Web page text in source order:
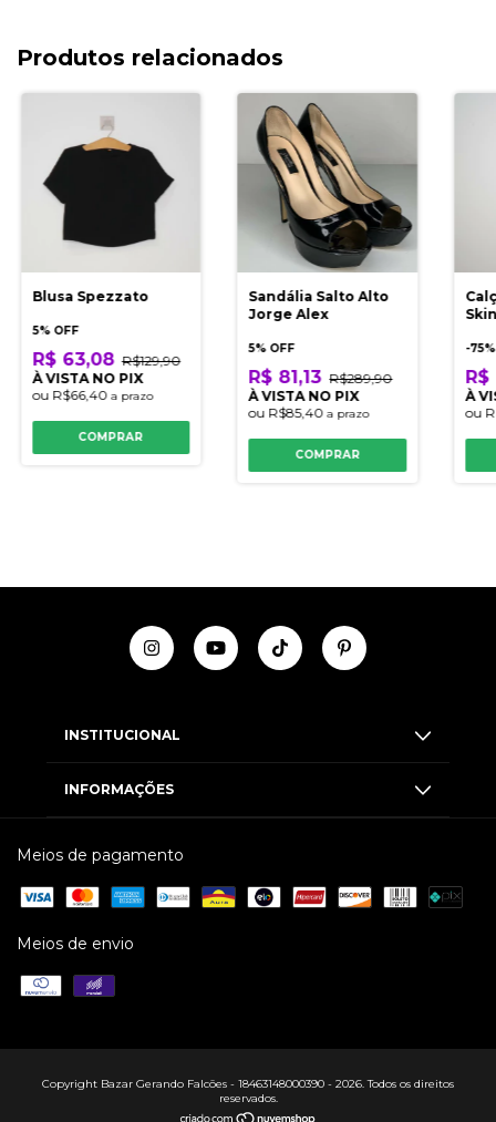
Produtos relacionados
Blusa Spezzato
5% OFF
R$ 63,08 R$129,90
À VISTA NO PIX
ou R$66,40 a prazo
COMPRAR
Sandália Salto Alto
Jorge Alex
5% OFF
R$ 81,13 R$289,90
À VISTA NO PIX
ou R$85,40a prazo
COMPRAR
-75
R$
À
ou
INSTITUCIONAL
INFORMAÇÕES
Meios de pagamento
Meios de envio
Copyright Bazar Gerando Falcões - 18463148000390 - 2026. Todos os direitos
reservados.